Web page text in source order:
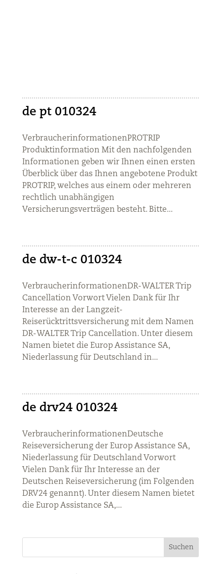
de pt 010324
VerbraucherinformationenPROTRIP
Produktinformation Mit den nachfolgenden
Informationen geben wir Ihnen einen ersten
Überblick über das Ihnen angebotene Produkt
PROTRIP, welches aus einem oder mehreren
rechtlich unabhängigen
Versicherungsverträgen besteht. Bitte...
de dw-t-c 010324
VerbraucherinformationenDR-WALTER Trip
Cancellation Vorwort Vielen Dank für Ihr
Interesse an der Langzeit-
Reiserücktrittsversicherung mit dem Namen
DR-WALTER Trip Cancellation. Unter diesem
Namen bietet die Europ Assistance SA,
Niederlassung für Deutschland in...
de drv24 010324
VerbraucherinformationenDeutsche
Reiseversicherung der Europ Assistance SA,
Niederlassung für Deutschland Vorwort
Vielen Dank für Ihr Interesse an der
Deutschen Reiseversicherung (im Folgenden
DRV24 genannt). Unter diesem Namen bietet
die Europ Assistance SA,...